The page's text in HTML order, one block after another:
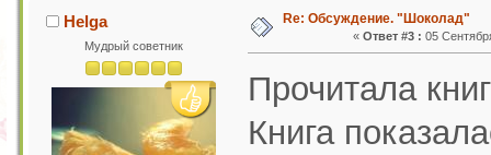
Helga
Мудрый советник
Re: Обсуждение. "Шоколад"
«Ответ #3 : 05
Прочитала
Книга